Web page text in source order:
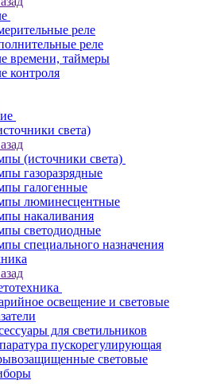
реле
реле
времени, таймеры
контроля
света)
(источники света)
газоразрядные
галогенные
люминесцентные
накаливания
светодиодные
специального назначения
освещение и световые
для светильников
пускорегулирующая
световые